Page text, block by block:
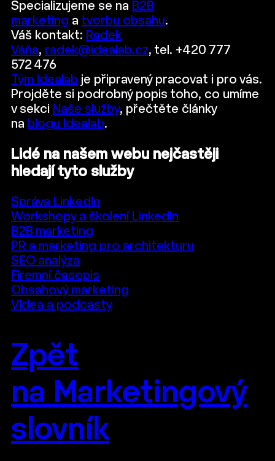
Specializujeme se na B2B
marketing a tvorbu obsahu.
Váš kontakt: Radek
Váňa, radek@idealab.cz, tel. +420 777
572 476
Tým Idealab je připravený pracovat i pro vás.
Projděte si podrobný popis toho, co umíme
v sekci Naše služby, přečtěte články
na blogu Idealab.
Lidé na našem webu nejčastěji
hledají tyto služby
Správa LinkedIn
Workshopy a školení LinkedIn
B2B marketing
PR a marketing pro architekturu
SEO analýza
Firemní časopis
Obsahový marketing
Videa a podcasty
Zpět
na Marketingový
slovník